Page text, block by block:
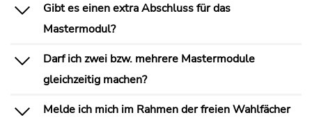
Gibt es einen extra Abschluss für das
Mastermodul?
Darf ich zwei bzw. mehrere Mastermodule
gleichzeitig machen?
Melde ich mich im Rahmen der freien Wahlfächer